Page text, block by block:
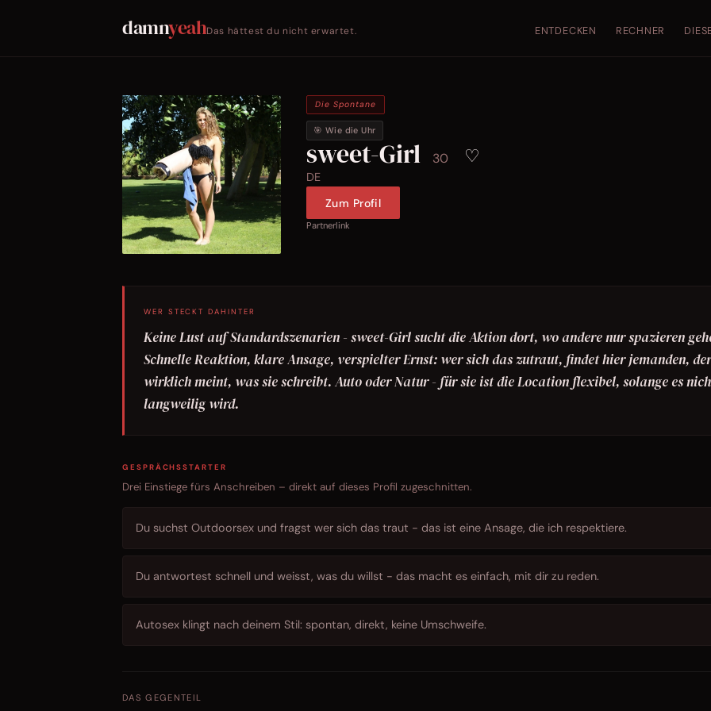
damnyeahDas hättest du nicht erwartet. ENTDECKEN RECHNER
Die Spontane
🎯 Wie die Uhr
sweet-Girl 30 ♡
DE
Zum Profil
Partnerlink
WER STECKT DAHINTER
Keine Lust auf Standardszenarien - sweet-Girl sucht die Aktion dort, wo andere nur spazieren
Schnelle Reaktion, klare Ansage, verspielter Ernst: wer sich das zutraut, findet hier jemanden, der
wirklich meint, was sie schreibt. Auto oder Natur - für sie ist die Location flexibel, solange es
langweilig wird.
GESPRÄCHSSTARTER
Drei Einstiege fürs Anschreiben – direkt auf dieses Profil zugeschnitten.
Du suchst Outdoorsex und fragst wer sich das traut - das ist eine Ansage, die ich respektiere.
Du antwortest schnell und weisst, was du willst - das macht es einfach, mit dir zu reden.
Autosex klingt nach deinem Stil: spontan, direkt, keine Umschweife.
DAS GEGENTEIL